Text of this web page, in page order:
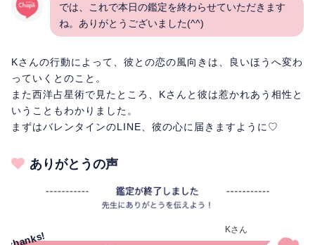
では、これで本日の鑑定を終わらせていただきます
ね。ありがとうございました(^^)
Kさんの行動によって、彼との恋の風向きは、良いほうへ変わ
っていくとのこと。
また西洋占星術で見たところ、Kさんと彼は惹かれあう相性と
いうこともわかりました。
まずはバレンタインのLINE、彼の心に届きますように♡
ありがとうの声
Kさん